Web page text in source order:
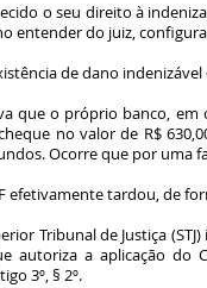
o seu direito à
entender do juiz,
de dano
que o próprio banco,
no valor de R$
Ocorre que por uma
efetivamente tardou, de
Tribunal de Justiça
autoriza a aplicação do
3º, § 2º.